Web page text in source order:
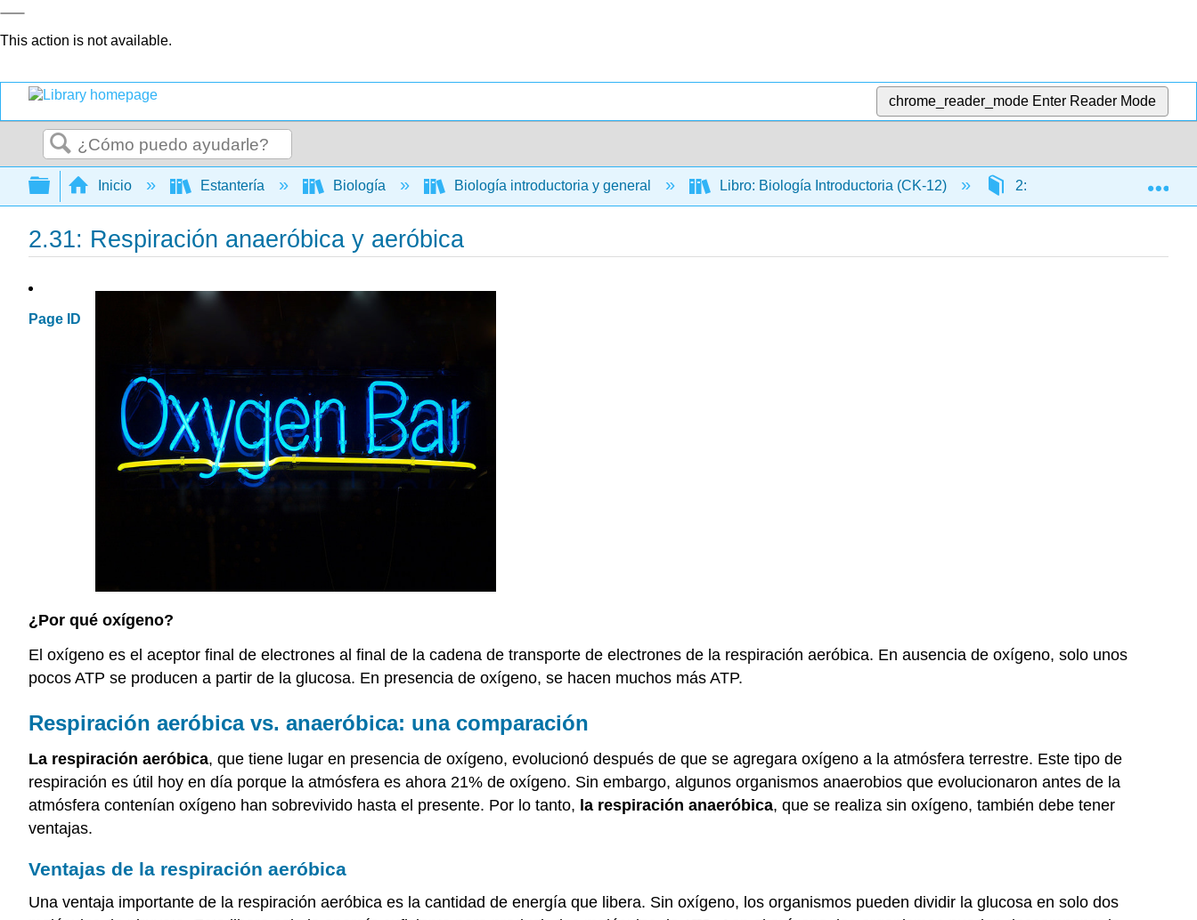
This action is not available.
chrome_reader_mode Enter Reader Mode
Buscar
Expandir/contraer jerarquía global
Inicio Estantería Biología Biología introductoria y general Libro: Biología Introductoria (CK-12) 2: Biología Celular
2.31: Respiración anaeróbica y aeróbica
Page ID
¿Por qué oxígeno?
El oxígeno es el aceptor final de electrones al final de la cadena de transporte de electrones de la respiración aeróbica. En ausencia de oxígeno, solo unos
pocos ATP se producen a partir de la glucosa. En presencia de oxígeno, se hacen muchos más ATP.
Respiración aeróbica vs. anaeróbica: una comparación
La respiración aeróbica, que tiene lugar en presencia de oxígeno, evolucionó después de que se agregara oxígeno a la atmósfera terrestre. Este tipo de
respiración es útil hoy en día porque la atmósfera es ahora 21% de oxígeno. Sin embargo, algunos organismos anaerobios que evolucionaron antes de la
atmósfera contenían oxígeno han sobrevivido hasta el presente. Por lo tanto, la respiración anaeróbica, que se realiza sin oxígeno, también debe tener
ventajas.
Ventajas de la respiración aeróbica
Una ventaja importante de la respiración aeróbica es la cantidad de energía que libera. Sin oxígeno, los organismos pueden dividir la glucosa en solo dos